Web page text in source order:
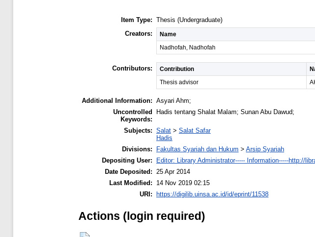
Item Type: Thesis (Undergraduate)
Creators:
Name
Nadhofah, Nadhofah
Contributors: Contribution
Thesis advisor
Additional Information: Asyari Ahm;
Uncontrolled
Keywords:
Hadis tentang Shalat Malam; Sunan Abu Dawud;
Subjects: Salat > Salat Safar
Hadis
Divisions:
Fakultas Syariah dan Hukum > Arsip Syariah
Depositing User:
Editor: Library Administrator----- Information-----http://
Date Deposited:
25 Apr 2014
Last Modified:
14 Nov 2019 02:15
URI:
https://digilib.uinsa.ac.id/id/eprint/11538
Actions (login required)